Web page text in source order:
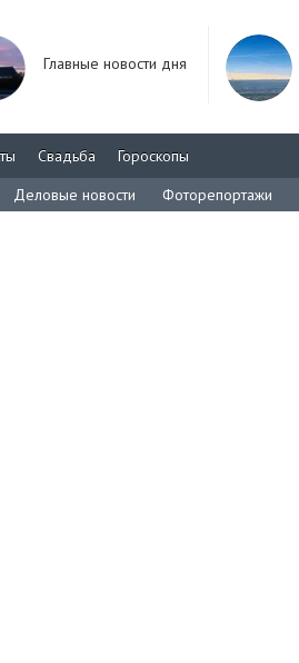
Главные новости дня
Свадьба
Гороскопы
Деловые новости Фоторепортажи